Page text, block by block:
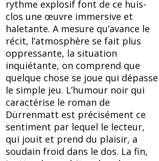
rythme explosif font de ce huis-
clos une œuvre immersive et
haletante. A mesure qu’avance le
récit, l’atmosphère se fait plus
oppressante, la situation
inquiétante, on comprend que
quelque chose se joue qui dépasse
le simple jeu. L’humour noir qui
caractérise le roman de
Dürrenmatt est précisément ce
sentiment par lequel le lecteur,
qui jouit et prend du plaisir, a
soudain froid dans le dos. La fin,